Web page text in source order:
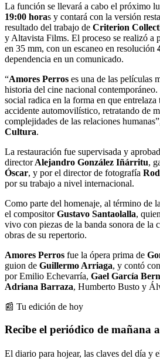
La función se llevará a cabo el próximo
19:00 horas y contará con la versión
resultado del trabajo de Criterion
y Altavista Films. El proceso se realizó a
en 35 mm, con un escaneo en resolución
dependencia en un comunicado.
“Amores Perros es una de las películas
historia del cine nacional
social radica en la forma en que
accidente automovilístico, retratando de
complejidades de las relaciones
Cultura.
La restauración fue supervisada y
directorAlejandro González Iñárritu,
Óscar, y por el director de fotografía
por su trabajo a nivel internacional.
Como parte del homenaje, al término de
el compositorGustavo Santaolalla,
vivo con piezas de la banda sonora de la
obras de su repertorio.
Amores Perros fue la ópera prima de
guion de Guillermo Arriaga, y contó
por Emilio Echevarría, Gael García
Adriana Barraza, Humberto Busto y
📰 Tu edición de hoy
Recibe el periódico de mañana
El diario para hojear, las claves del día y